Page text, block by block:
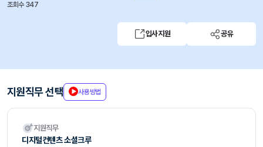
조회수 347
입사지원 공유
지원직무 선택 사용방법
지원직무
디지털컨텐츠 소셜크루